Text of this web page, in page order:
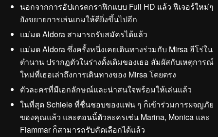
นอกจากการอัปเกรดกราฟิกแบบ Full HD แล้ว ฟีเจอร์ใหม่ๆ
ยังขยายการเล่นเกมให้ดียิ่งขึ้นไปอีก
แม่มด Aldora สามารถรับสมัครได้แล้ว
แม่มด Aldora ซึ่งครั้งหนึ่งเคยเดินทางร่วมกับ Mirsa ฮีโร่ใน
ตำนาน ปรากฏตัวในร่างดั้งเดิมของเธอ สัมผัสกับเหตุการณ์
ใหม่ที่เธอเล่าถึงการเดินทางของ Mirsa โดยตรง
ตัวละครที่มีเอกลักษณ์และน่าสนใจพร้อมให้เล่นแล้ว
ในที่สุด Schiele ที่ชื่นชอบของแฟน ๆ ก็เข้าร่วมการผจญภัย
ของคุณแล้ว และตอนนี้ตัวละครเช่น Marina, Monica และ
Flammar ก็สามารถรับคัดเลือกได้แล้ว